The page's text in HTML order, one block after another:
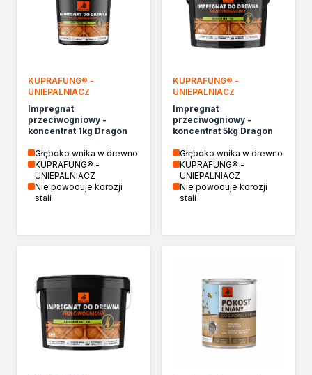
Izolacje i impregnaty budowlane
Folie w płynie
Impregnaty specjalistyczne
Impregnaty do drewna konstrukcyjnego
Grunty
Środki bioochronne
Masy szpachlowe budowlane
Środki czyszczące
Malowanie, ochrona i dekoracja
Bejce
Lakierobejce
Farby w aerozolu
Lakiery
Lakiery dekoracyjne
Żywica epoksydowa
Farby żaroodporne
Chemia gospodarcza
Odkamieniacze
Preparaty udrażniające
KUPRAFUNG® -
UNIEPALNIACZ
Impregnat
przeciwogniowy -
koncentrat 1kg Dragon
Głęboko wnika w drewno
KUPRAFUNG® -
UNIEPALNIACZ
Nie powoduje korozji
stali
KUPRAFUNG® -
UNIEPALNIACZ
Impregnat
przeciwogniowy -
koncentrat 5kg Dragon
Głęboko wnika w drewno
KUPRAFUNG® -
UNIEPALNIACZ
Nie powoduje korozji
stali